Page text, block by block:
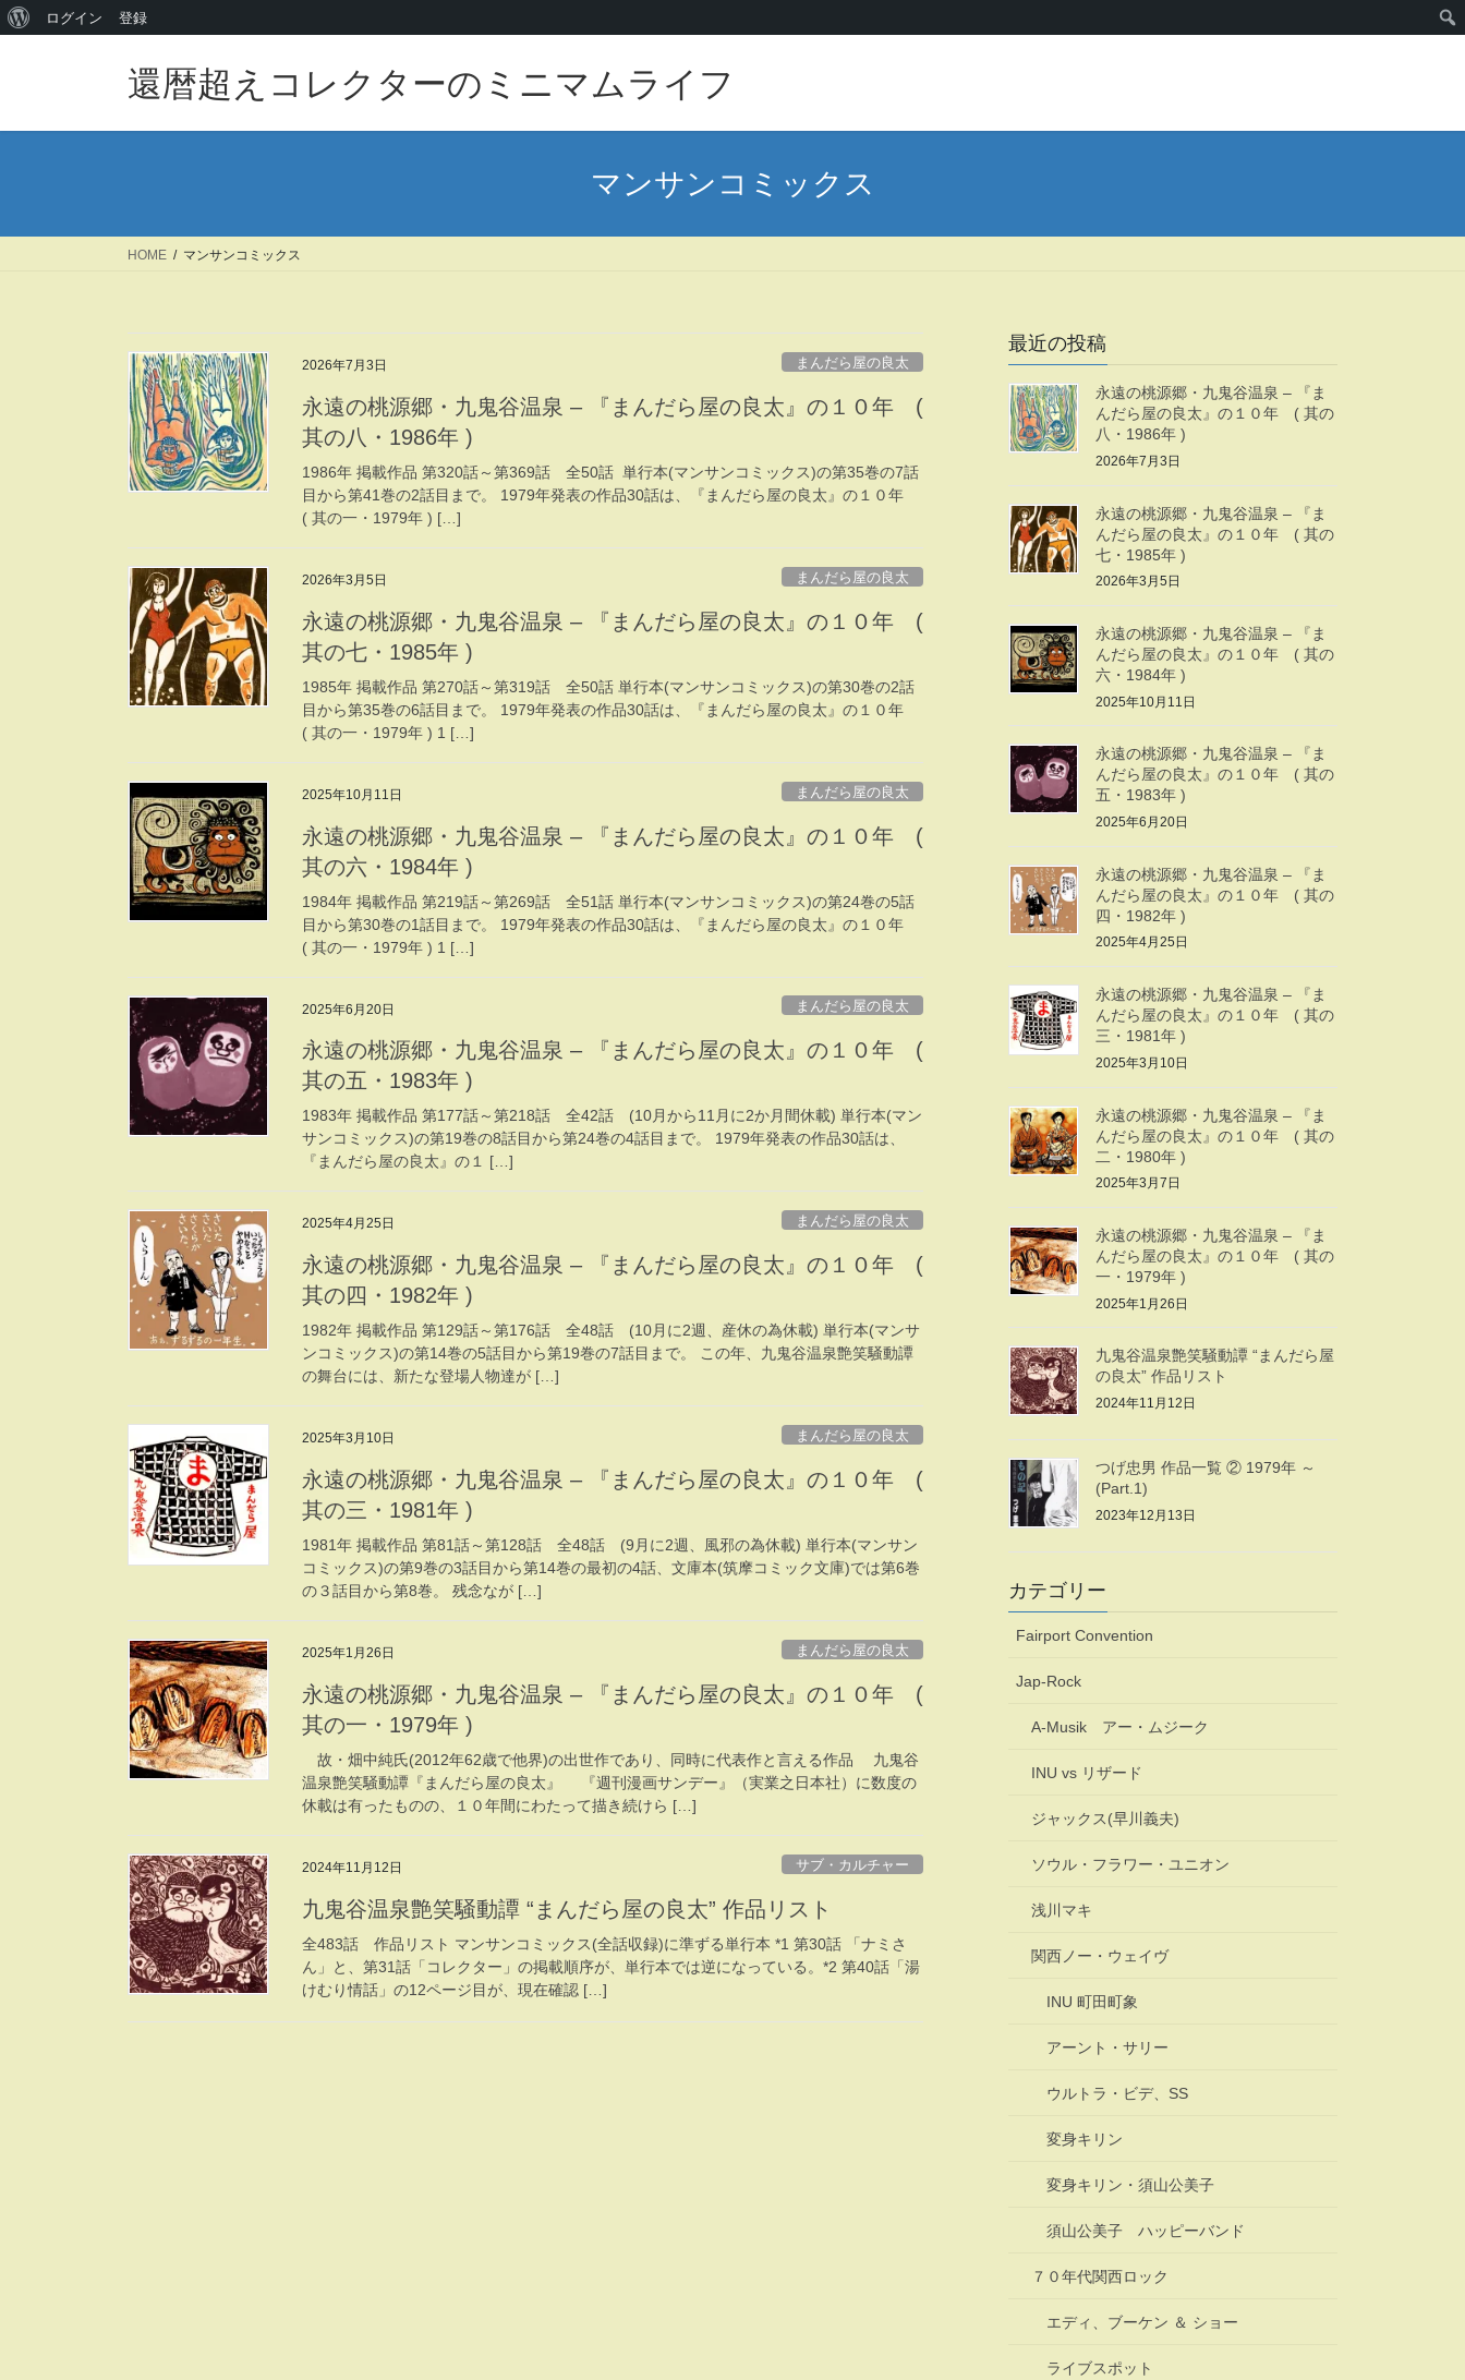
WordPress
ログイン 登録
還暦超えコレクターのミニマムライフ
マンサンコミックス
HOME マンサンコミックス
2026年7月3日 まんだら屋の良太
永遠の桃源郷・九鬼谷温泉 – 『まんだら屋の良太』の１０年 (
其の八・1986年 )
1986年 掲載作品 第320話～第369話 全50話 単行本(マンサンコミックス)の第35巻の7話
目から第41巻の2話目まで。 1979年発表の作品30話は、『まんだら屋の良太』の１０年
( 其の一・1979年 ) […]
2026年3月5日 まんだら屋の良太
永遠の桃源郷・九鬼谷温泉 – 『まんだら屋の良太』の１０年 (
其の七・1985年 )
1985年 掲載作品 第270話～第319話 全50話 単行本(マンサンコミックス)の第30巻の2話
目から第35巻の6話目まで。 1979年発表の作品30話は、『まんだら屋の良太』の１０年
( 其の一・1979年 ) 1 […]
2025年10月11日 まんだら屋の良太
永遠の桃源郷・九鬼谷温泉 – 『まんだら屋の良太』の１０年 (
其の六・1984年 )
1984年 掲載作品 第219話～第269話 全51話 単行本(マンサンコミックス)の第24巻の5話
目から第30巻の1話目まで。 1979年発表の作品30話は、『まんだら屋の良太』の１０年
( 其の一・1979年 ) 1 […]
2025年6月20日 まんだら屋の良太
永遠の桃源郷・九鬼谷温泉 – 『まんだら屋の良太』の１０年 (
其の五・1983年 )
1983年 掲載作品 第177話～第218話 全42話 (10月から11月に2か月間休載) 単行本(マン
サンコミックス)の第19巻の8話目から第24巻の4話目まで。 1979年発表の作品30話は、
『まんだら屋の良太』の１ […]
2025年4月25日 まんだら屋の良太
永遠の桃源郷・九鬼谷温泉 – 『まんだら屋の良太』の１０年 (
其の四・1982年 )
1982年 掲載作品 第129話～第176話 全48話 (10月に2週、産休の為休載) 単行本(マンサ
ンコミックス)の第14巻の5話目から第19巻の7話目まで。 この年、九鬼谷温泉艶笑騒動譚
の舞台には、新たな登場人物達が […]
2025年3月10日 まんだら屋の良太
永遠の桃源郷・九鬼谷温泉 – 『まんだら屋の良太』の１０年 (
其の三・1981年 )
1981年 掲載作品 第81話～第128話 全48話 (9月に2週、風邪の為休載) 単行本(マンサン
コミックス)の第9巻の3話目から第14巻の最初の4話、文庫本(筑摩コミック文庫)では第6巻
の３話目から第8巻。 残念なが […]
2025年1月26日 まんだら屋の良太
永遠の桃源郷・九鬼谷温泉 – 『まんだら屋の良太』の１０年 (
其の一・1979年 )
故・畑中純氏(2012年62歳で他界)の出世作であり、同時に代表作と言える作品 九鬼谷
温泉艶笑騒動譚『まんだら屋の良太』 『週刊漫画サンデー』（実業之日本社）に数度の
休載は有ったものの、１０年間にわたって描き続けら […]
2024年11月12日 サブ・カルチャー
九鬼谷温泉艶笑騒動譚 “まんだら屋の良太” 作品リスト
全483話 作品リスト マンサンコミックス(全話収録)に準ずる単行本 *1 第30話 「ナミさ
ん」と、第31話「コレクター」の掲載順序が、単行本では逆になっている。*2 第40話「湯
けむり情話」の12ページ目が、現在確認 […]
最近の投稿
永遠の桃源郷・九鬼谷温泉 – 『ま
んだら屋の良太』の１０年 ( 其の
八・1986年 )
2026年7月3日
永遠の桃源郷・九鬼谷温泉 – 『ま
んだら屋の良太』の１０年 ( 其の
七・1985年 )
2026年3月5日
永遠の桃源郷・九鬼谷温泉 – 『ま
んだら屋の良太』の１０年 ( 其の
六・1984年 )
2025年10月11日
永遠の桃源郷・九鬼谷温泉 – 『ま
んだら屋の良太』の１０年 ( 其の
五・1983年 )
2025年6月20日
永遠の桃源郷・九鬼谷温泉 – 『ま
んだら屋の良太』の１０年 ( 其の
四・1982年 )
2025年4月25日
永遠の桃源郷・九鬼谷温泉 – 『ま
んだら屋の良太』の１０年 ( 其の
三・1981年 )
2025年3月10日
永遠の桃源郷・九鬼谷温泉 – 『ま
んだら屋の良太』の１０年 ( 其の
二・1980年 )
2025年3月7日
永遠の桃源郷・九鬼谷温泉 – 『ま
んだら屋の良太』の１０年 ( 其の
一・1979年 )
2025年1月26日
九鬼谷温泉艶笑騒動譚 “まんだら屋
の良太” 作品リスト
2024年11月12日
つげ忠男 作品一覧 ② 1979年 ～
(Part.1)
2023年12月13日
カテゴリー
Fairport Convention
Jap-Rock
A-Musik アー・ムジーク
INU vs リザード
ジャックス(早川義夫)
ソウル・フラワー・ユニオン
浅川マキ
関西ノー・ウェイヴ
INU 町田町象
アーント・サリー
ウルトラ・ビデ、SS
変身キリン
変身キリン・須山公美子
須山公美子 ハッピーバンド
７０年代関西ロック
エディ、ブーケン ＆ ショー
ライブスポット